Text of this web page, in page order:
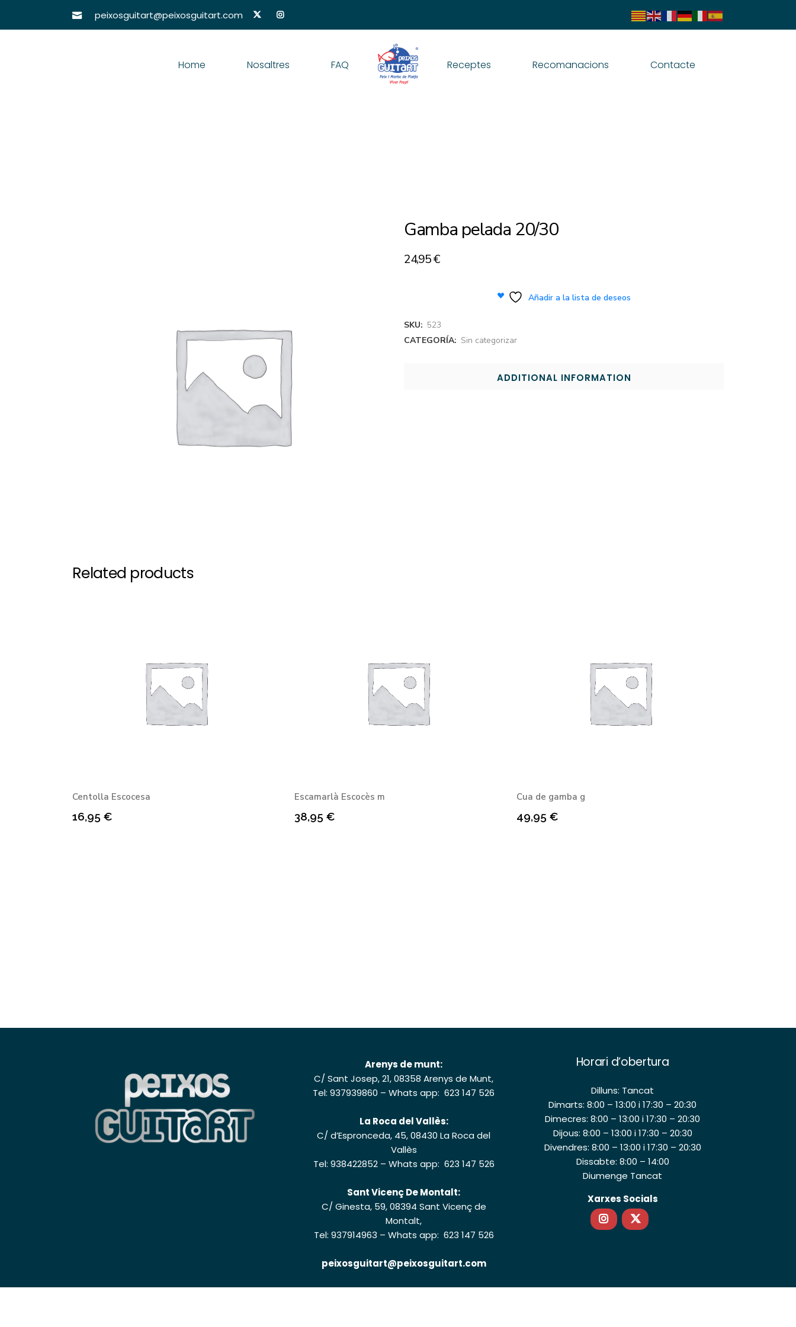
peixosguitart@peixosguitart.com
Home Nosaltres FAQ Receptes Recomanacions Contacte
Gamba pelada 20/30
24,95€
Añadir a la lista de deseos
SKU: 523
CATEGORÍA: Sin categorizar
ADDITIONAL INFORMATION
Related products
Centolla Escocesa
16,95 €
Escamarlà Escocès m
38,95 €
Cua de gamba g
49,95 €
Arenys de munt:
C/ Sant Josep, 21, 08358 Arenys de Munt,
Tel: 937939860 –Whats app: 623 147 526
La Roca del Vallès:
C/ d’Espronceda, 45, 08430 La Roca del
Vallès
Tel: 938422852– Whats app: 623 147 526
Sant Vicenç De Montalt:
C/ Ginesta, 59, 08394 Sant Vicenç de
Montalt,
Tel: 937914963 – Whats app: 623 147 526
peixosguitart@peixosguitart.com
Horari d’obertura
Dilluns: Tancat
Dimarts: 8:00 – 13:00 i 17:30 – 20:30
Dimecres: 8:00 – 13:00 i 17:30 – 20:30
Dijous: 8:00 – 13:00 i 17:30 – 20:30
Divendres: 8:00 – 13:00 i 17:30 – 20:30
Dissabte: 8:00 – 14:00
Diumenge Tancat
Xarxes Socials